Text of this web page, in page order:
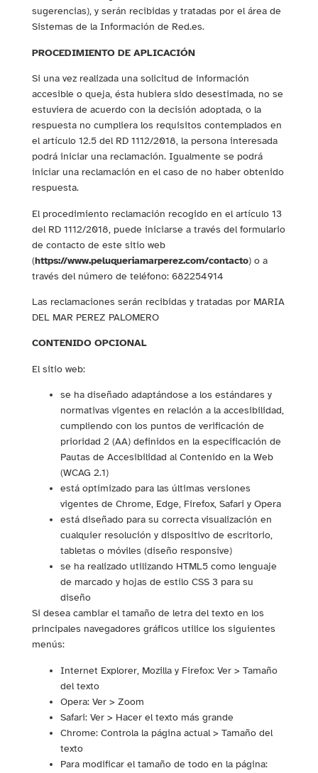
sugerencias), y serán recibidas y tratadas por el área de
Sistemas de la Información de Red.es.
PROCEDIMIENTO DE APLICACIÓN
Si una vez realizada una solicitud de información
accesible o queja, ésta hubiera sido desestimada, no se
estuviera de acuerdo con la decisión adoptada, o la
respuesta no cumpliera los requisitos contemplados en
el artículo 12.5 del RD 1112/2018, la persona interesada
podrá iniciar una reclamación. Igualmente se podrá
iniciar una reclamación en el caso de no haber obtenido
respuesta.
El procedimiento reclamación recogido en el artículo 13
del RD 1112/2018, puede iniciarse a través del formulario
de contacto de este sitio web
(https://www.peluqueriamarperez.com/contacto) o a
través del número de teléfono: 682254914
Las reclamaciones serán recibidas y tratadas por MARIA
DEL MAR PEREZ PALOMERO
CONTENIDO OPCIONAL
El sitio web:
se ha diseñado adaptándose a los estándares y
normativas vigentes en relación a la accesibilidad,
cumpliendo con los puntos de verificación de
prioridad 2 (AA) definidos en la especificación de
Pautas de Accesibilidad al Contenido en la Web
(WCAG 2.1)
está optimizado para las últimas versiones
vigentes de Chrome, Edge, Firefox, Safari y Opera
está diseñado para su correcta visualización en
cualquier resolución y dispositivo de escritorio,
tabletas o móviles (diseño responsive)
se ha realizado utilizando HTML5 como lenguaje
de marcado y hojas de estilo CSS 3 para su
diseño
Si desea cambiar el tamaño de letra del texto en los
principales navegadores gráficos utilice los siguientes
menús:
Internet Explorer, Mozilla y Firefox: Ver > Tamaño
del texto
Opera: Ver > Zoom
Safari: Ver > Hacer el texto más grande
Chrome: Controla la página actual > Tamaño del
texto
Para modificar el tamaño de todo en la página: